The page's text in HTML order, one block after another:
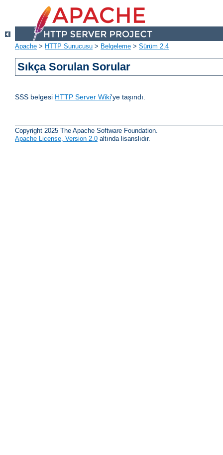
Apache > HTTP Sunucusu > Belgeleme > Sürüm 2.4
Sıkça Sorulan Sorular
SSS belgesi HTTP Server Wiki'ye taşındı.
Copyright 2025 The Apache Software Foundation.
Apache License, Version 2.0 altında lisanslıdır.